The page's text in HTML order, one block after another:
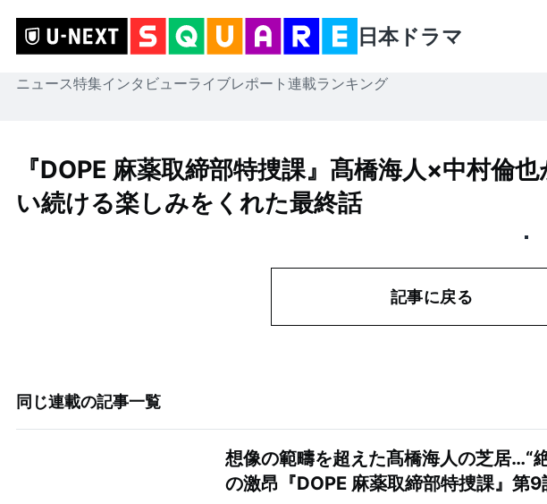
日本ドラマ
ニュース特集インタビューライブレポート 連載ランキング
『DOPE 麻薬取締部特捜課』髙橋海人×中村倫
い続ける楽しみをくれた最終話
記事に戻る
同じ連載の記事一覧
想像の範疇を超えた髙橋海人の芝居…“
の激昂『DOPE 麻薬取締部特捜課』第9